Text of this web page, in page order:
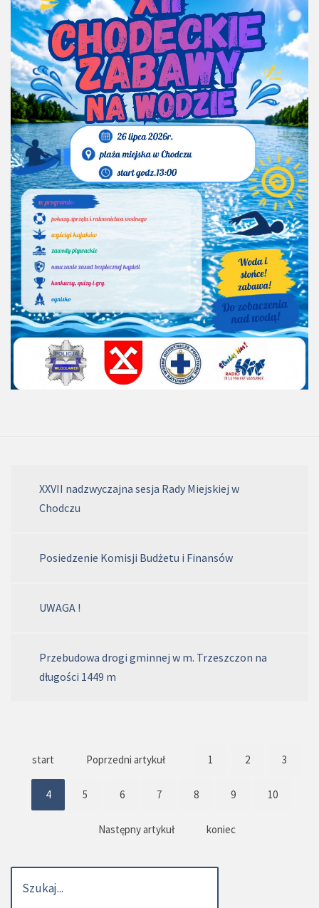
XXVII nadzwyczajna sesja Rady Miejskiej w
Chodczu
Posiedzenie Komisji Budżetu i Finansów
UWAGA !
Przebudowa drogi gminnej w m. Trzeszczon na
długości 1449 m
start Poprzedni artykuł 1 2 3
4 5 6 7 8 9 10
Następny artykuł koniec